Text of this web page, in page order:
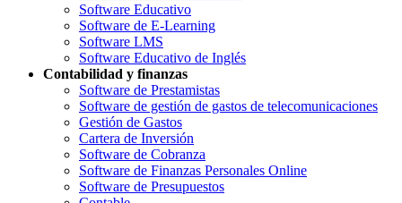
Software Educativo
Software de E-Learning
Software LMS
Software Educativo de Inglés
Contabilidad y finanzas
Software de Prestamistas
Software de gestión de gastos de telecomunicaciones
Gestión de Gastos
Cartera de Inversión
Software de Cobranza
Software de Finanzas Personales Online
Software de Presupuestos